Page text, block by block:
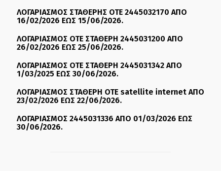
ΛΟΓΑΡΙΑΣΜΟΣ ΣΤΑΘΕΡΗΣ ΟΤΕ 2445032170 ΑΠΟ
16/02/2026 ΕΩΣ 15/06/2026.
ΛΟΓΑΡΙΑΣΜΟΣ ΟΤΕ ΣΤΑΘΕΡΗ 2445031200 ΑΠΟ
26/02/2026 ΕΩΣ 25/06/2026.
ΛΟΓΑΡΙΑΣΜΟΣ ΟΤΕ ΣΤΑΘΕΡΗ 2445031342 ΑΠΟ
1/03/2025 ΕΩΣ 30/06/2026.
ΛΟΓΑΡΙΑΣΜΟΣ ΣΤΑΘΕΡΗ ΟΤΕ satellite internet ΑΠΟ
23/02/2026 ΕΩΣ 22/06/2026.
ΛΟΓΑΡΙΑΣΜΟΣ 2445031336 ΑΠΟ 01/03/2026 ΕΩΣ
30/06/2026.